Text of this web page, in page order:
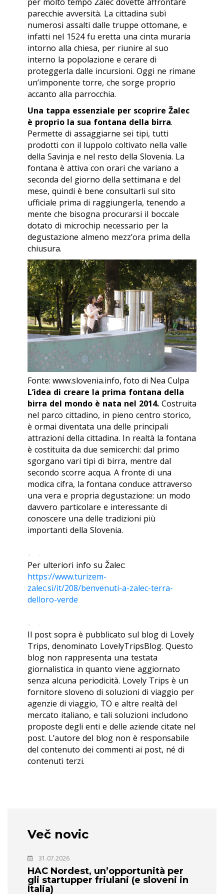
parecchie avversità. La cittadina subì
numerosi assalti dalle truppe ottomane, e
infatti nel 1524 fu eretta una cinta muraria
intorno alla chiesa, per riunire al suo
interno la popolazione e cerare di
proteggerla dalle incursioni. Oggi ne rimane
un’imponente torre, che sorge proprio
accanto alla parrocchia.
Una tappa essenziale per scoprire Žalec
è proprio la sua fontana della birra.
Permette di assaggiarne sei tipi, tutti
prodotti con il luppolo coltivato nella valle
della Savinja e nel resto della Slovenia. La
fontana è attiva con orari che variano a
seconda del giorno della settimana e del
mese, quindi è bene consultarli sul sito
ufficiale prima di raggiungerla, tenendo a
mente che bisogna procurarsi il boccale
dotato di microchip necessario per la
degustazione almeno mezz’ora prima della
chiusura.
Fonte: www.slovenia.info, foto di Nea Culpa
L’idea di creare la prima fontana della
birra del mondo è nata nel 2014. Costruita
nel parco cittadino, in pieno centro storico,
è ormai diventata una delle principali
attrazioni della cittadina. In realtà la fontana
è costituita da due semicerchi: dal primo
sgorgano vari tipi di birra, mentre dal
secondo scorre acqua. A fronte di una
modica cifra, la fontana conduce attraverso
una vera e propria degustazione: un modo
davvero particolare e interessante di
conoscere una delle tradizioni più
importanti della Slovenia.
Per ulteriori info su Žalec:
https://www.turizem-
zalec.si/it/208/benvenuti-a-zalec-terra-
delloro-verde
Il post sopra è pubblicato sul blog di Lovely
Trips, denominato LovelyTripsBlog. Questo
blog non rappresenta una testata
giornalistica in quanto viene aggiornato
senza alcuna periodicità. Lovely Trips è un
fornitore sloveno di soluzioni di viaggio per
agenzie di viaggio, TO e altre realtà del
mercato italiano, e tali soluzioni includono
proposte degli enti e delle aziende citate nel
post. L’autore del blog non è responsabile
del contenuto dei commenti ai post, né di
contenuti terzi.
Več novic
31.07.2026
HAC Nordest, un’opportunità per
gli startupper friulani (e sloveni in
Italia)